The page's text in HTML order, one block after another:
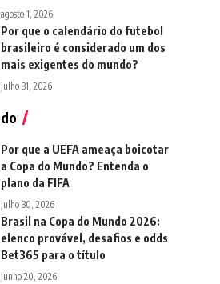
agosto 1, 2026
Por que o calendário do futebol
brasileiro é considerado um dos
mais exigentes do mundo?
julho 31, 2026
Por que a UEFA ameaça boicotar
a Copa do Mundo? Entenda o
plano da FIFA
julho 30, 2026
Brasil na Copa do Mundo 2026:
elenco provável, desafios e odds
Bet365 para o título
junho 20, 2026